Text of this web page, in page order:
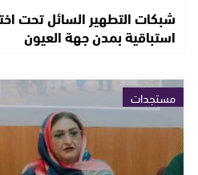
شبكات التطهير السائل تحت
استباقية بمدن جهة العيون
مستجدات